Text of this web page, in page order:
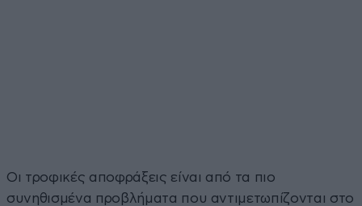
Οι τροφικές αποφράξεις είναι από τα πιο
συνηθισμένα προβλήματα που αντιμετωπίζονται στο